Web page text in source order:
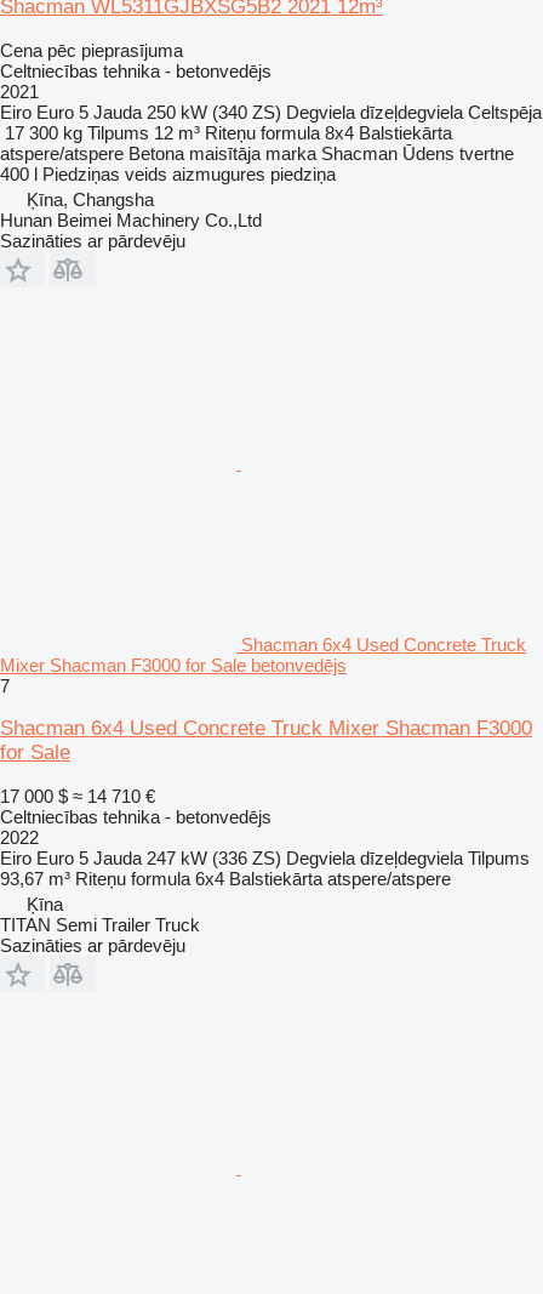
Shacman WL5311GJBXSG5B2 2021 12m³
Cena pēc pieprasījuma
Celtniecības tehnika - betonvedējs
2021
Eiro Euro 5 Jauda 250 kW (340 ZS) Degviela dīzeļdegviela Celtspēja
17 300 kg Tilpums 12 m³ Riteņu formula 8x4 Balstiekārta
atspere/atspere Betona maisītāja marka Shacman Ūdens tvertne
400 l Piedziņas veids aizmugures piedziņa
Ķīna, Changsha
Hunan Beimei Machinery Co.,Ltd
Sazināties ar pārdevēju
Shacman 6x4 Used Concrete Truck
Mixer Shacman F3000 for Sale betonvedējs
7
Shacman 6x4 Used Concrete Truck Mixer Shacman F3000
for Sale
17 000 $ ≈ 14 710 €
Celtniecības tehnika - betonvedējs
2022
Eiro Euro 5 Jauda 247 kW (336 ZS) Degviela dīzeļdegviela Tilpums
93,67 m³ Riteņu formula 6x4 Balstiekārta atspere/atspere
Ķīna
TITAN Semi Trailer Truck
Sazināties ar pārdevēju